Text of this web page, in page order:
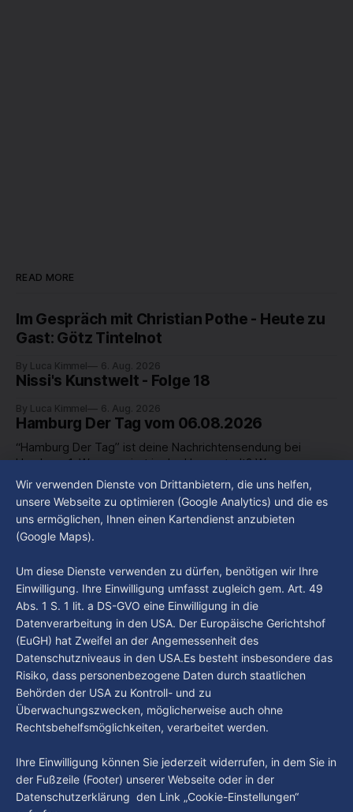
READ MORE
Im Gespräch mit Christian Pothe - Heute zu
Gast: Götz Tintelnot
By Luca Kimmel 6. Aug. 2026
Nissi's Kunstwelt - Folge 18
By Luca Kimmel 6. Aug. 2026
Hamburg Der Tag vom 06.08.2026
“Hamburg Der Tag” ist deine Nachrichtensendung bei
Hamburg 1. Was passiert in der Hansestadt? Was
beschäftigt die Hamburgerinnen und Hamburger? Was steht
in unserer Stadt an? Fragen, die von Montag bis Freitag LIVE
um 18 Uhr beantwortet werden - auf YouTube und im TV.
By Luca Kimmel 6. Aug. 2026
Hamburg Der Tag vom 05.08.2026
“Hamburg Der Tag” ist deine Nachrichtensendung bei
Hamburg 1. Was passiert in der Hansestadt? Was
in unserer Stadt an? Fragen, die von Montag bis Freitag LIVE
um 18 Uhr beantwortet werden - auf YouTube und im TV.
By Luca Kimmel 5. Aug. 2026
Wir verwenden Dienste von Drittanbietern, die uns helfen,
unsere Webseite zu optimieren (Google Analytics) und die es
uns ermöglichen, Ihnen einen Kartendienst anzubieten
(Google Maps).
Um diese Dienste verwenden zu dürfen, benötigen wir Ihre
Einwilligung. Ihre Einwilligung umfasst zugleich gem. Art. 49
Abs. 1 S. 1 lit. a DS-GVO eine Einwilligung in die
Datenverarbeitung in den USA. Der Europäische Gerichtshof
(EuGH) hat Zweifel an der Angemessenheit des
Datenschutzniveaus in den USA.Es besteht insbesondere das
Risiko, dass personenbezogene Daten durch staatlichen
Behörden der USA zu Kontroll- und zu
Überwachungszwecken, möglicherweise auch ohne
Rechtsbehelfsmöglichkeiten, verarbeitet werden.
Ihre Einwilligung können Sie jederzeit widerrufen, in dem Sie in
der Fußzeile (Footer) unserer Webseite oder in der
Datenschutzerklärung den Link „Cookie-Einstellungen“